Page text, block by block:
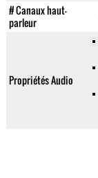
# Canaux haut-
parleur
Propriétés Audio